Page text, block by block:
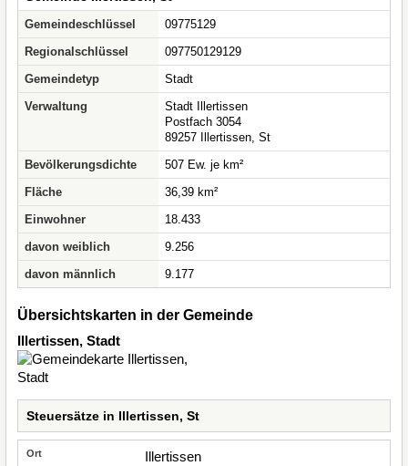
Gemeindeschlüssel
09775129
Regionalschlüssel
097750129129
Gemeindetyp
Stadt
Verwaltung
Stadt Illertissen
Postfach 3054
89257 Illertissen, St
Bevölkerungsdichte
507 Ew. je km²
Fläche
36,39 km²
Einwohner
18.433
davon weiblich
9.256
davon männlich
9.177
Übersichtskarten in der Gemeinde
Illertissen, Stadt
Steuersätze in Illertissen, St
Illertissen